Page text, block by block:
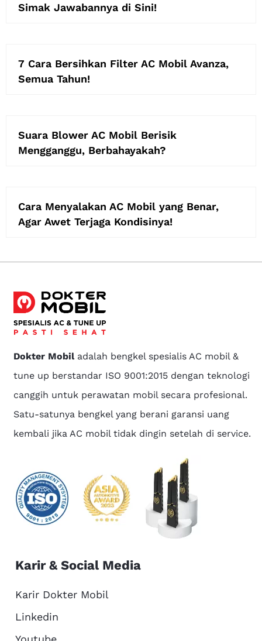
Simak Jawabannya di Sini!
7 Cara Bersihkan Filter AC Mobil Avanza,
Semua Tahun!
Suara Blower AC Mobil Berisik
Mengganggu, Berbahayakah?
Cara Menyalakan AC Mobil yang Benar,
Agar Awet Terjaga Kondisinya!
Dokter Mobiladalah bengkel spesialis AC mobil &
tune up berstandar ISO 9001:2015 dengan teknologi
canggih untuk perawatan mobil secara profesional.
Satu-satunya bengkel yang berani garansi uang
kembali jika AC mobil tidak dingin setelah di service.
Karir & Social Media
Karir Dokter Mobil
Linkedin